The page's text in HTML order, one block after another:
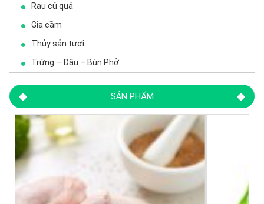
Rau củ quả
Gia cầm
Thủy sản tươi
Trứng – Đậu – Bún Phở
SẢN PHẨM